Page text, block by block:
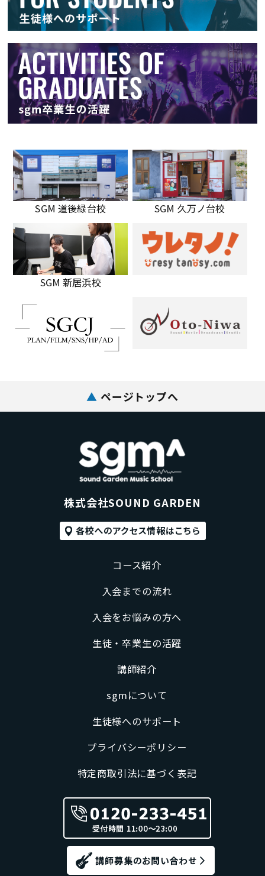
SGM 道後緑台校 SGM 久万ノ台校
SGM 新居浜校
▲ ページトップへ
株式会社SOUND GARDEN
コース紹介
入会までの流れ
入会をお悩みの方へ
生徒・卒業生の活躍
講師紹介
sgmについて
生徒様へのサポート
プライバシーポリシー
特定商取引法に基づく表記